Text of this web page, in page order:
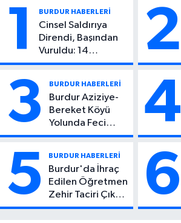
1 BURDUR HABERLERİ
Cinsel Saldırıya
Direndi, Başından
Vuruldu: 14
Yaşındaki Çocuktan
2
3 BURDUR HABERLERİ
Burdur Aziziye-
Bereket Köyü
Yolunda Feci
Kaza: 1 Ölü, 2
4
5 BURDUR HABERLERİ
Burdur'da İhraç
Edilen Öğretmen
Zehir Taciri Çıktı:
Binlerce
6